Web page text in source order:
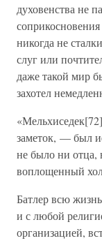
духовенства не
никогда не
слуг или
даже такой мир
захотел
заметок, — был
не было ни
воплощенный
Батлер всю
и с любой
организацией,